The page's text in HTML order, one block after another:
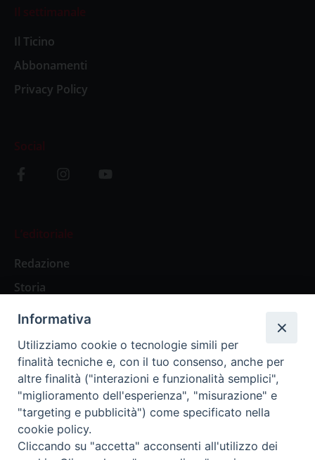
Il settimanale
Il Ticino
Abbonamenti
Privacy Policy
Social
L’editoriale
Redazione
Storia
Abbonamenti
Abbonamento Annuale Digitale
Abbonamento Annuale Cartaceo
Abbonamento Singola Copia Digitale
Informativa
Utilizziamo cookie o tecnologie simili per
finalità tecniche e, con il tuo consenso, anche per
altre finalità ("interazioni e funzionalità semplici",
"miglioramento dell'esperienza", "misurazione" e
"targeting e pubblicità") come specificato nella
cookie policy.
Cliccando su "accetta" acconsenti all'utilizzo dei